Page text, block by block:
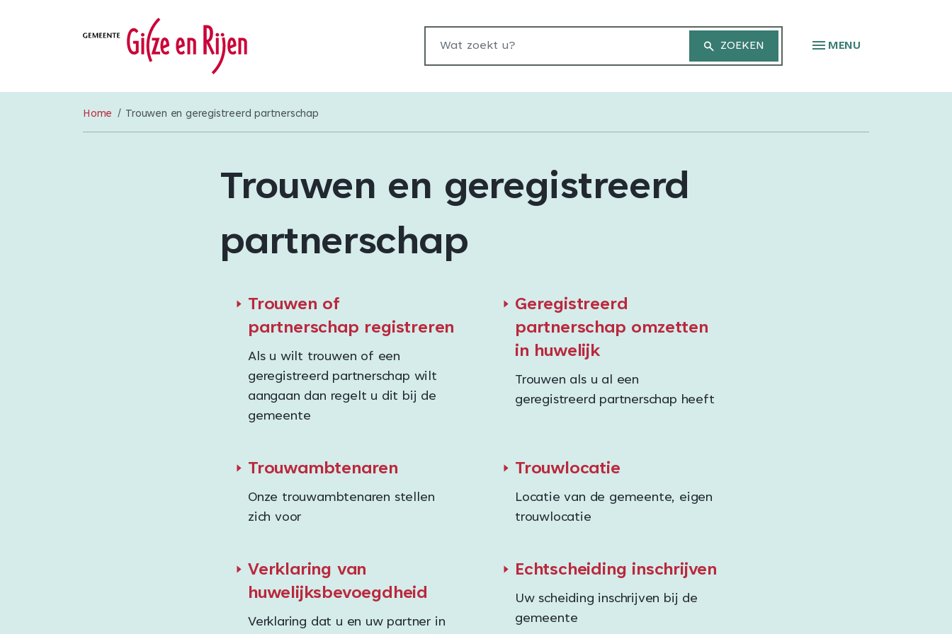
Wat zoekt u? MENU
Home Trouwen en geregistreerd partnerschap
Trouwen en geregistreerd
partnerschap
Trouwen of
partnerschap registreren
Als u wilt trouwen of een
geregistreerd partnerschap wilt
aangaan dan regelt u dit bij de
gemeente
Geregistreerd
partnerschap omzetten
in huwelijk
Trouwen als u al een
geregistreerd partnerschap heeft
Trouwambtenaren
Onze trouwambtenaren stellen
zich voor
Trouwlocatie
Locatie van de gemeente, eigen
trouwlocatie
Verklaring van
huwelijksbevoegdheid
Verklaring dat u en uw partner in
Echtscheiding inschrijven
Uw scheiding inschrijven bij de
gemeente